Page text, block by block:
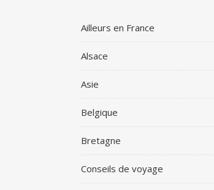
Ailleurs en France
Alsace
Asie
Belgique
Bretagne
Conseils de voyage